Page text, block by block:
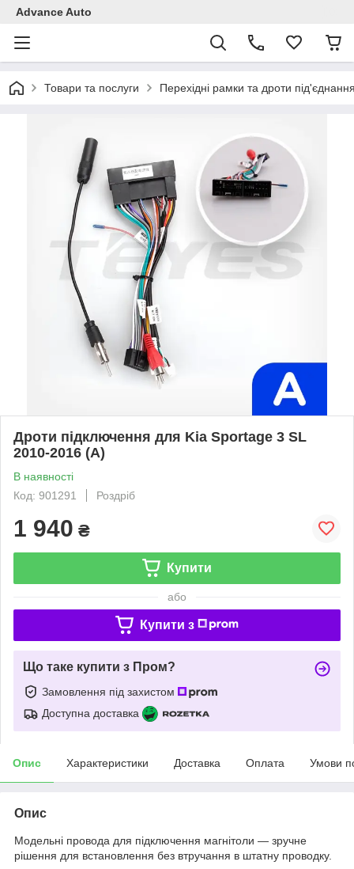
Advance Auto
Товари та послуги Перехідні рамки та дроти
Дроти підключення для Kia Sportage 3 SL
2010-2016 (A)
В наявності
Код: 901291
Роздріб
1 940 ₴
Купити
або
Купити з
Що таке купити з Пром?
Замовлення під захистом
Доступна доставка
Опис Характеристики Доставка Оплата Умови
Опис
Модельні провода для підключення магнітоли — зручне
рішення для встановлення без втручання в штатну проводку.